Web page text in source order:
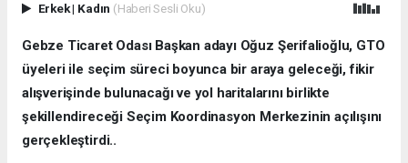
Erkek| Kadın (Haberi Sesli Oku)
Gebze Ticaret Odası Başkan adayı Oğuz Şerifalioğlu, GTO
üyeleri ile seçim süreci boyunca bir araya geleceği, fikir
alışverişinde bulunacağı ve yol haritalarını birlikte
şekillendireceği Seçim Koordinasyon Merkezinin açılışını
gerçekleştirdi..